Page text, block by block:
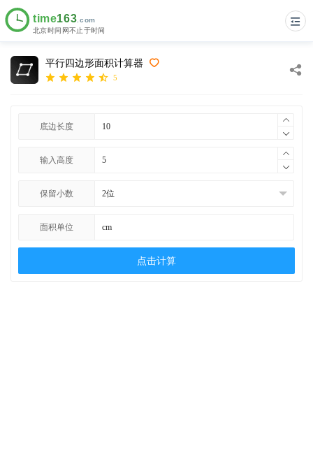
平行四边形面积计算器
5
底边长度
输入高度
保留小数
面积单位
点击计算